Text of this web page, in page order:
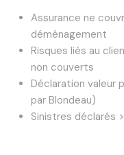
Assurance ne
déménagement
Risques liés au
non couverts
Déclaration valeur
par Blondeau)
Sinistres déclarés